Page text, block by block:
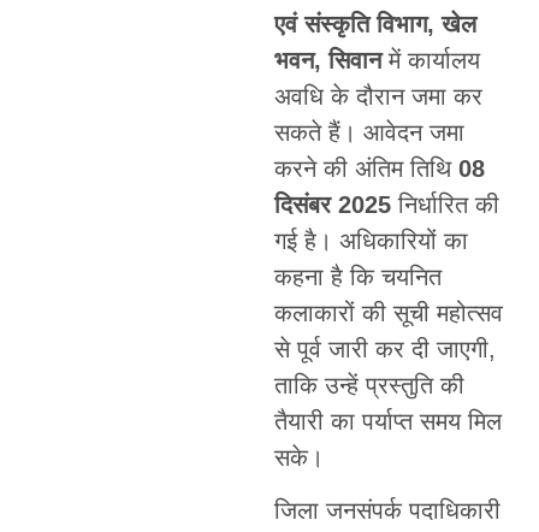
एवं संस्कृति विभाग, खेल
भवन, सिवानमें कार्यालय
अवधि के दौरान जमा कर
सकते हैं। आवेदन जमा
करने की अंतिम तिथि 08
दिसंबर 2025निर्धारित की
गई है। अधिकारियों का
कहना है कि चयनित
कलाकारों की सूची महोत्सव
से पूर्व जारी कर दी जाएगी,
ताकि उन्हें प्रस्तुति की
तैयारी का पर्याप्त समय मिल
सके।
जिला जनसंपर्क पदाधिकारी